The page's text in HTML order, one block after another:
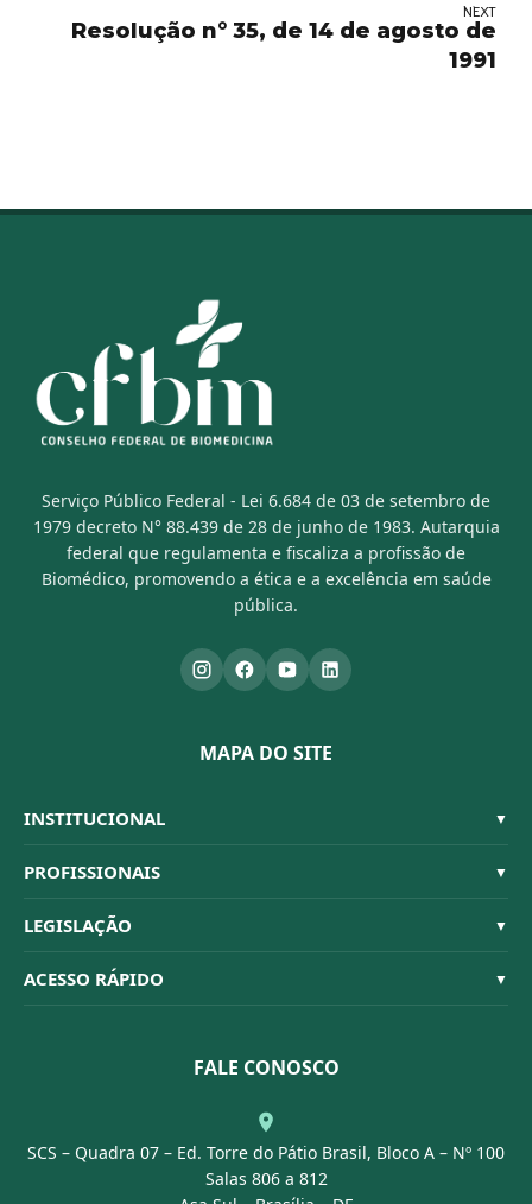
NEXT
Resolução n° 35, de 14 de agosto de
1991
Serviço Público Federal - Lei 6.684 de 03 de setembro de
1979 decreto N° 88.439 de 28 de junho de 1983. Autarquia
federal que regulamenta e fiscaliza a profissão de
Biomédico, promovendo a ética e a excelência em saúde
pública.
MAPA DO SITE
INSTITUCIONAL ▼
Sistema CFBM
Quem Somos
Organograma
Conselheiros
PROFISSIONAIS ▼
Habilitações
Código de Ética
Dúvidas Frequentes
LEGISLAÇÃO ▼
Resoluções
ACESSO RÁPIDO ▼
Portal Transparência
FALE CONOSCO
SCS – Quadra 07 – Ed. Torre do Pátio Brasil, Bloco A – Nº 100
Salas 806 a 812